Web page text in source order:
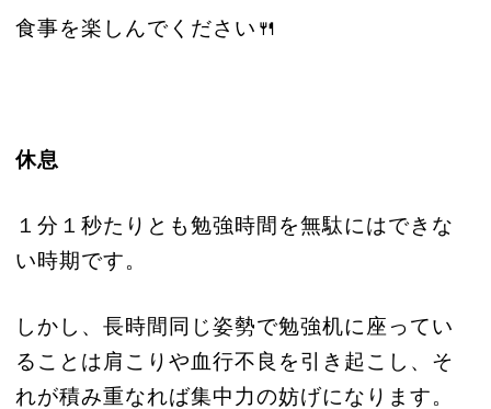
食事を楽しんでください🍴
休息
１分１秒たりとも勉強時間を無駄にはできな
い時期です。
しかし、長時間同じ姿勢で勉強机に座ってい
ることは肩こりや血行不良を引き起こし、そ
れが積み重なれば集中力の妨げになります。